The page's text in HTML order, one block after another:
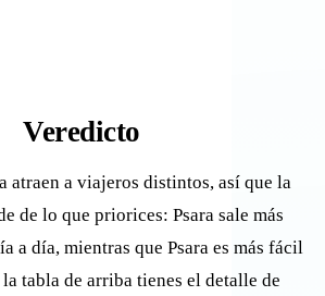
Veredicto
atraen a viajeros distintos, así que la
de lo que priorices: Psara sale más
a día, mientras que Psara es más fácil
tabla de arriba tienes el detalle de